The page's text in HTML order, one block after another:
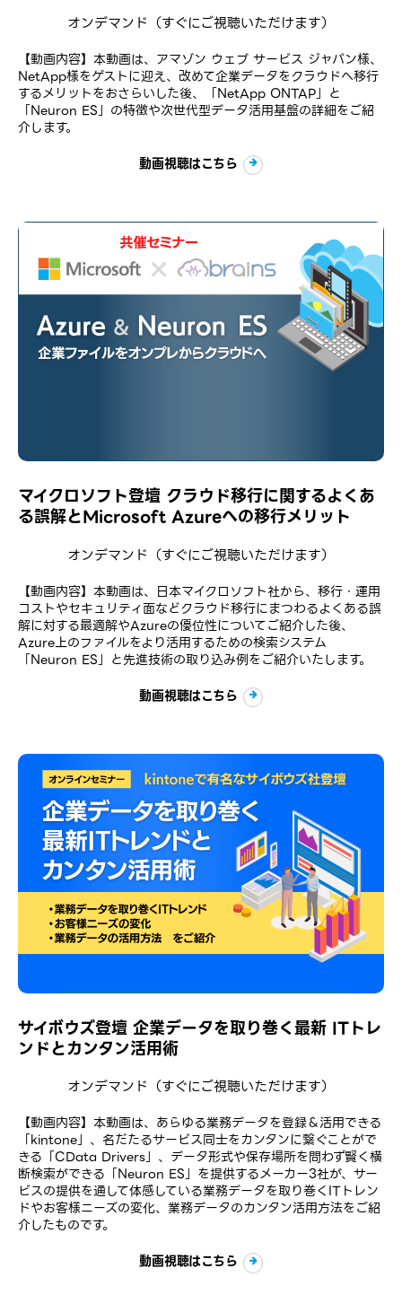
オンデマンド （すぐにご視聴いただけます）
【動画内容】本動画は、アマゾン ウェブ サービス ジャパン様、
NetApp様をゲストに迎え、改めて企業データをクラウドへ移行
するメリットをおさらいした後、「NetApp ONTAP」と
「Neuron ES」の特徴や次世代型データ活用基盤の詳細をご紹
介します。
動画視聴はこちら
マイクロソフト登壇 クラウド移行に関するよくあ
る誤解とMicrosoft Azureへの移行メリット
オンデマンド （すぐにご視聴いただけます）
【動画内容】本動画は、日本マイクロソフト社から、移行・運用
コストやセキュリティ面などクラウド移行にまつわるよくある誤
解に対する最適解やAzureの優位性についてご紹介した後、
Azure上のファイルをより活用するための検索システム
「Neuron ES」と先進技術の取り込み例をご紹介いたします。
動画視聴はこちら
サイボウズ登壇 企業データを取り巻く最新 ITトレ
ンドとカンタン活用術
オンデマンド （すぐにご視聴いただけます）
【動画内容】本動画は、あらゆる業務データを登録＆活用できる
「kintone」、名だたるサービス同士をカンタンに繋ぐことがで
きる「CData Drivers」、データ形式や保存場所を問わず賢く横
断検索ができる「Neuron ES」を提供するメーカー3社が、サー
ビスの提供を通して体感している業務データを取り巻くITトレン
ドやお客様ニーズの変化、業務データのカンタン活用方法をご紹
介したものです。
動画視聴はこちら